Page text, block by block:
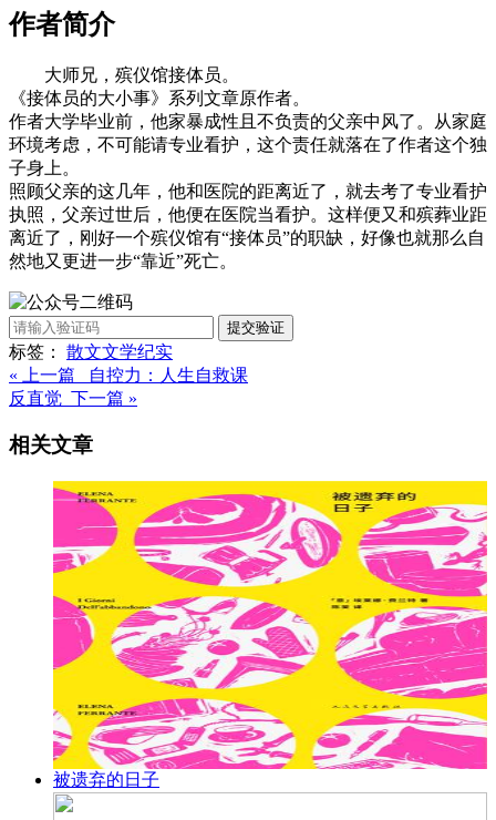
作者简介
大师兄，殡仪馆接体员。
《接体员的大小事》系列文章原作者。
作者大学毕业前，他家暴成性且不负责的父亲中风了。从家庭
环境考虑，不可能请专业看护，这个责任就落在了作者这个独
子身上。
照顾父亲的这几年，他和医院的距离近了，就去考了专业看护
执照，父亲过世后，他便在医院当看护。这样便又和殡葬业距
离近了，刚好一个殡仪馆有“接体员”的职缺，好像也就那么自
然地又更进一步“靠近”死亡。
提交验证
标签： 散文文学纪实
« 上一篇 自控力：人生自救课
反直觉 下一篇 »
相关文章
被遗弃的日子